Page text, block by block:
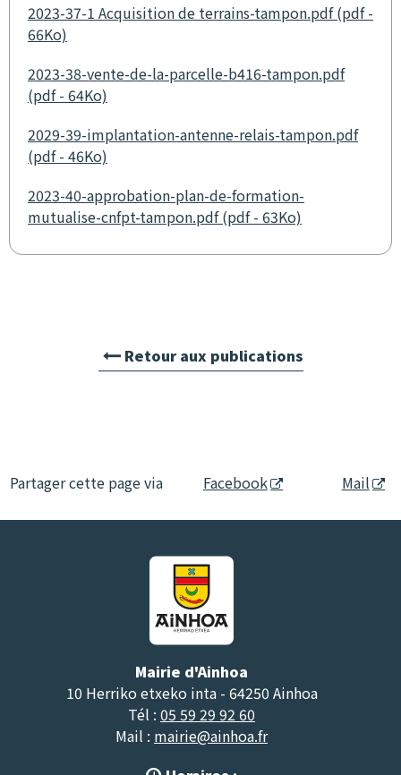
2023-37-1 Acquisition de terrains-tampon.pdf (pdf -
66Ko)
2023-38-vente-de-la-parcelle-b416-tampon.pdf
(pdf - 64Ko)
2029-39-implantation-antenne-relais-tampon.pdf
(pdf - 46Ko)
2023-40-approbation-plan-de-formation-
mutualise-cnfpt-tampon.pdf (pdf - 63Ko)
Retour aux publications
Partager cette page via Facebook Mail
Mairie d'Ainhoa
10 Herriko etxeko inta - 64250 Ainhoa
Tél : 05 59 29 92 60
Mail : mairie@ainhoa.fr